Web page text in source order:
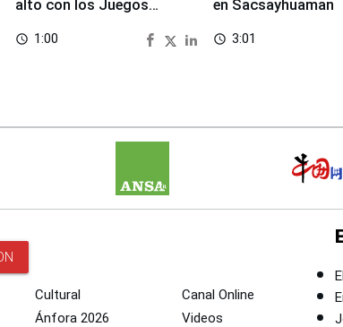
alto con los Juegos
access_time 1:00
en Sacsayhuaman
access_time 3:01
Cultural
Ánfora 2026
Canal Online
Videos